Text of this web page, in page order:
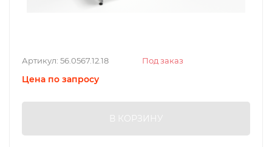
Под заказ
Артикул: 56.0567.12.18
Цена по запросу
В КОРЗИНУ